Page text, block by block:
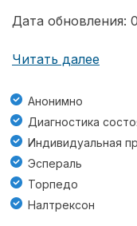
Дата обновления:
Читать далее
Анонимно
Диагностика
Индивидуальная
Эспераль
Торпедо
Налтрексон